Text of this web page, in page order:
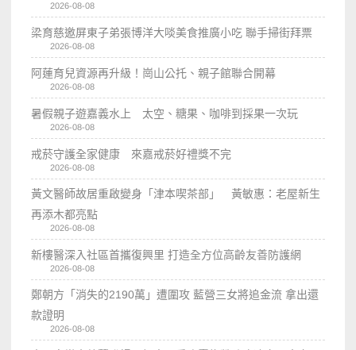
2026-08-08
梁育慈邀屏東子弟張博洋大啖美食推廣小吃 聯手掃街拜票
2026-08-08
阿蓮育兒資源再升級！崗山公托、親子館聯合開幕
2026-08-08
暑假親子遊嘉義水上 太空、糖果、咖啡到採果一次玩
2026-08-08
戒菸守護全家健康 來嘉戒菸好禮獎不完
2026-08-08
黃文醫師故居重啟變身「津本喫茶部」 黃敏惠：老屋新生
再添木都亮點
2026-08-08
新樓醫深入社區首攜復興里 打造全方位高齡友善防護網
2026-08-08
鄭朝方「消失的2190萬」遭圍攻 藍營三女將追金流 拿出還
款證明
2026-08-08